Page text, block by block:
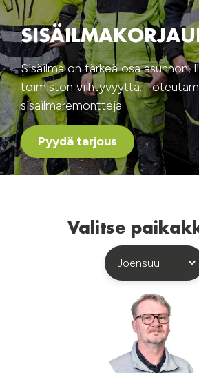
Sisäilma on tärkeä osa asunnon,
toimiston viihtyvyyttä.
sisäilmaremontteja.
Pyydä tarjous
Valitse